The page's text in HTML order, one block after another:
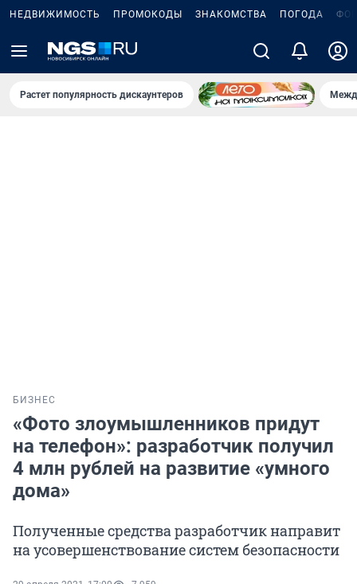
НЕДВИЖИМОСТЬ ПРОМОКОДЫ ЗНАКОМСТВА ПОГОДА
Растет популярность дискаунтеров
БИЗНЕС
«Фото злоумышленников придут
на телефон»: разработчик получил
4 млн рублей на развитие «умного
дома»
Полученные средства разработчик направит
на усовершенствование систем безопасности